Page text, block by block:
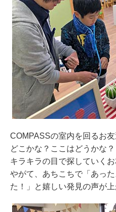
COMPASSの室内を回るお友
どこかな？ここはどうかな？
キラキラの目で探していく
やがて、あちこちで「あっ
た！」と嬉しい発見の声が上